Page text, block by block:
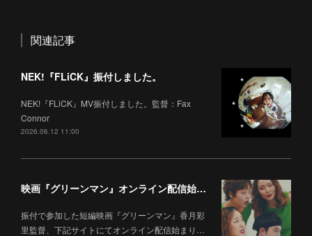
関連記事
NEK!『FLiCK』振付しました。
NEK!『FLiCK』MV振付しました。監督：Fax
Connor
2026.06.12 11:00
映画『グリーンマン』オンライン配信始まりました。
振付で参加した短編映画『グリーンマン』香月彩
里監督、下記サイトにてオンライン配信始まり…